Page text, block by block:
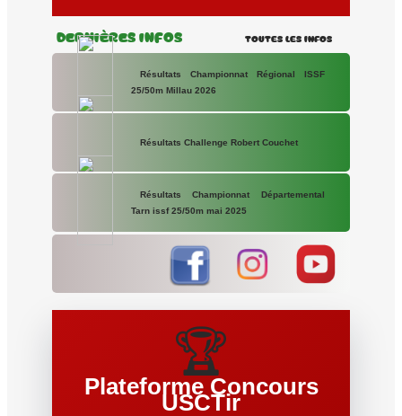
Dernières Infos Toutes les Infos
Résultats Championnat Régional ISSF
25/50m Millau 2026
Résultats Challenge Robert Couchet
Résultats Championnat Départemental
Tarn issf 25/50m mai 2025
🏆
Plateforme Concours
USCTir